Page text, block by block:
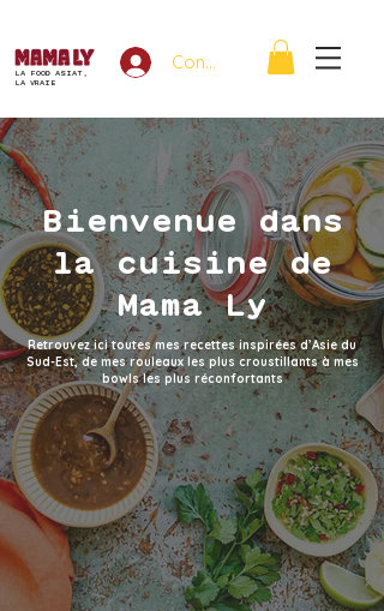
LA FOOD ASIAT,
LA VRAIE
Connexion
Bienvenue dans
la cuisine de
Mama Ly
Retrouvez ici toutes mes recettes inspirées d’Asie du
Sud-Est, de mes rouleaux les plus croustillants à mes
bowls les plus réconfortants